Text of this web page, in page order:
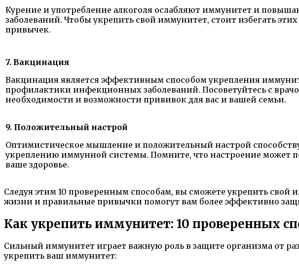
Курение и употребление алкоголя ослабляют иммунитет и
заболеваний. Чтобы укрепить свой иммунитет, стоит избегать
привычек.
7. Вакцинация
Вакцинация является эффективным способом укрепления
профилактики инфекционных заболеваний. Посоветуйтесь с
необходимости и возможности прививок для вас и вашей семьи.
9. Положительный настрой
Оптимистическое мышление и положительный настрой
укреплению иммунной системы. Помните, что настроение может
ваше здоровье.
Следуя этим 10 проверенным способам, вы сможете укрепить
жизни и правильные привычки помогут вам более эффективно
Как укрепить иммунитет: 10 проверенных
Сильный иммунитет играет важную роль в защите организма от
укрепить ваш иммунитет: